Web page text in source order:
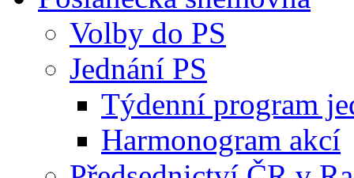
Volby do PS
Jednání PS
Týdenní program
Harmonogram akcí